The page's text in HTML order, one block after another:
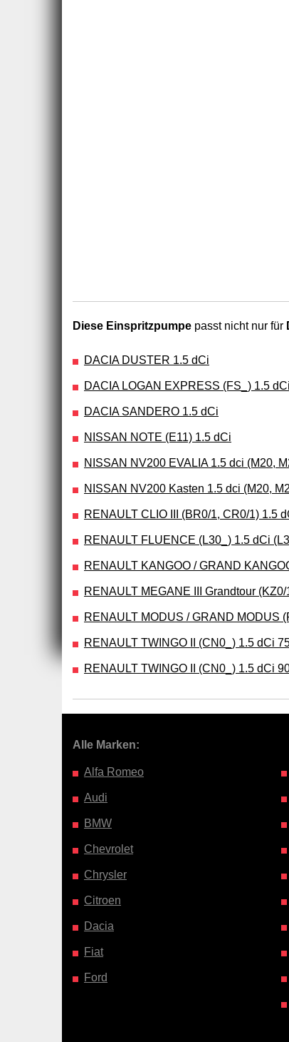
Diese Einspritzpumpe passt nicht nur für
DACIA DUSTER 1.5 dCi
DACIA LOGAN EXPRESS (FS_) 1.5 dCi
DACIA SANDERO 1.5 dCi
NISSAN NOTE (E11) 1.5 dCi
NISSAN NV200 EVALIA 1.5 dci (M20,
NISSAN NV200 Kasten 1.5 dci (M20,
RENAULT CLIO III (BR0/1, CR0/1) 1.5
RENAULT FLUENCE (L30_) 1.5 dCi
RENAULT KANGOO / GRAND
RENAULT MEGANE III Grandtour
RENAULT MODUS / GRAND MODUS
RENAULT TWINGO II (CN0_) 1.5 dCi
RENAULT TWINGO II (CN0_) 1.5 dCi
Alle Marken:
Alfa Romeo
Audi
BMW
Chevrolet
Chrysler
Citroen
Dacia
Fiat
Ford